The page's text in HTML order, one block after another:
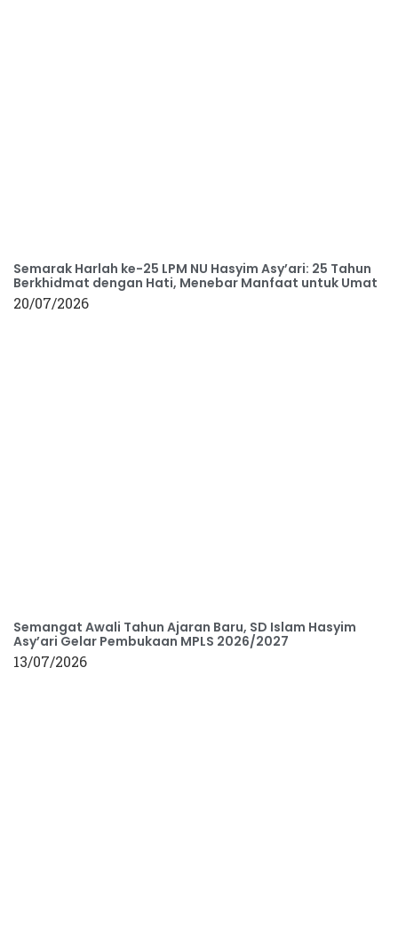
Semarak Harlah ke-25 LPM NU Hasyim Asy’ari: 25 Tahun
Berkhidmat dengan Hati, Menebar Manfaat untuk Umat
20/07/2026
Semangat Awali Tahun Ajaran Baru, SD Islam Hasyim
Asy’ari Gelar Pembukaan MPLS 2026/2027
13/07/2026